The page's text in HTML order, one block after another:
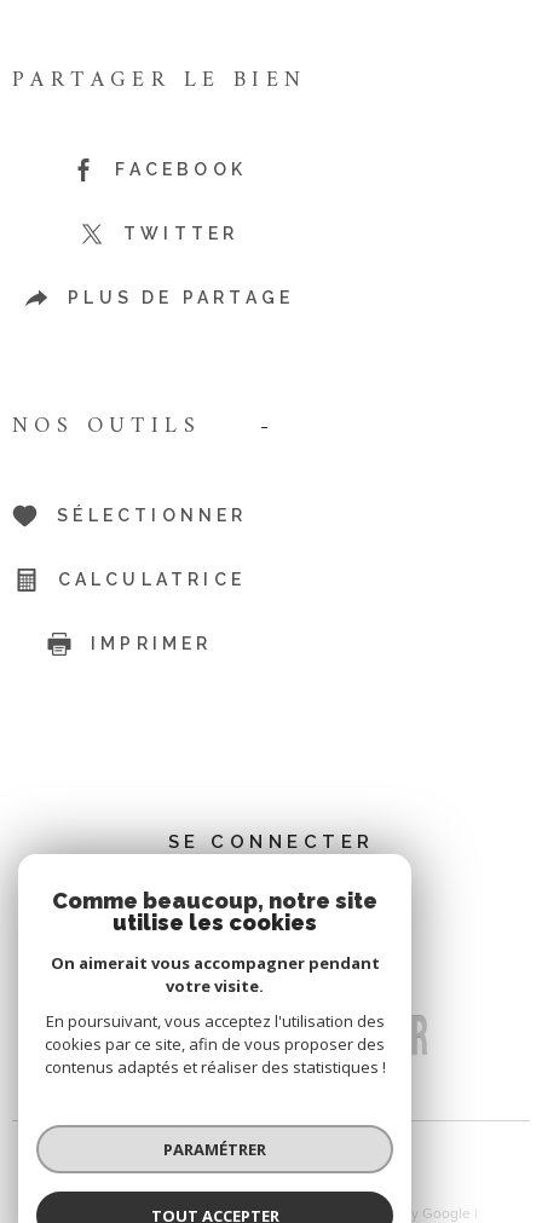
PARTAGER LE BIEN
FACEBOOK
TWITTER
PLUS DE PARTAGE
NOS OUTILS
SÉLECTIONNER
CALCULATRICE
IMPRIMER
SE CONNECTER
ESPACE PROPRIÉTAIRE
© 2026 | Tous droits réservés | Traduction powered by Google |
Comme beaucoup, notre site
utilise les cookies
On aimerait vous accompagner pendant
votre visite.
En poursuivant, vous acceptez l'utilisation des
cookies par ce site, afin de vous proposer des
contenus adaptés et réaliser des statistiques !
PARAMÉTRER
TOUT ACCEPTER